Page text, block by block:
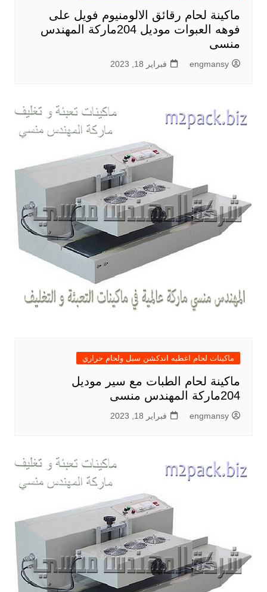
ماكينة لحام رقائق الالومنيوم فويل على
فوهه العبوات موديل 204ماركة المهندس
منسى
engmansy فبراير 18, 2023
ماكينات لحام اغطيه اندكشن سيل ولحام حراري
ماكينة لحام الطبات مع سير موديل
204ماركة المهندس منسى
engmansy فبراير 18, 2023